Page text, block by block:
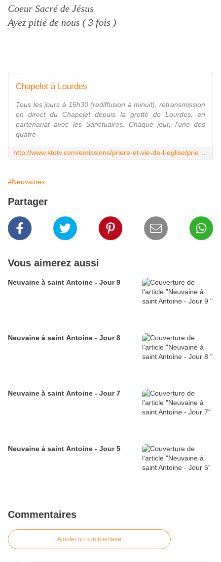
Coeur Sacré de Jésus
Ayez pitié de nous ( 3 fois )
Chapelet à Lourdes
Tous les jours à 15h30 (rediffusion à minuit), retransmission
en direct du Chapelet depuis la grotte de Lourdes, en
partenariat avec les Sanctuaires. Chaque jour, l'une des
quatre
#Neuvaines
Partager
Vous aimerez aussi
Neuvaine à saint Antoine - Jour 9
Neuvaine à saint Antoine - Jour 8
Neuvaine à saint Antoine - Jour 7
Neuvaine à saint Antoine - Jour 5
Commentaires
Ajouter un commentaire